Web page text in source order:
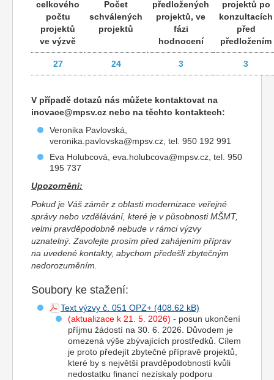
celkového
počtu
projektů
ve výzvě
Počet
schválených
projektů
předložených
projektů, ve
fázi
hodnocení
projektů po
konzultacích
před
předložením
27 24 3 3
V případě dotazů nás můžete kontaktovat na
inovace@mpsv.cz nebo na těchto kontaktech:
Veronika Pavlovská,
veronika.pavlovska@mpsv.cz, tel. 950 192 991
Eva Holubcová, eva.holubcova@mpsv.cz, tel. 950
195 737
Upozornění:
Pokud je Váš záměr z oblasti modernizace veřejné
správy nebo vzdělávání, které je v působnosti MŠMT,
velmi pravděpodobně nebude v rámci výzvy
uznatelný. Zavolejte prosím před zahájením příprav
na uvedené kontakty, abychom předešli zbytečným
nedorozuměním.
Soubory ke stažení:
Text výzvy č. 051 OPZ+
(aktualizace k 21. 5. 2026) - posun ukončení
příjmu žádostí na 30. 6. 2026. Důvodem je
omezená výše zbývajících prostředků. Cílem
je proto předejít zbytečné přípravě projektů,
které by s největší pravděpodobností kvůli
nedostatku financí nezískaly podporu